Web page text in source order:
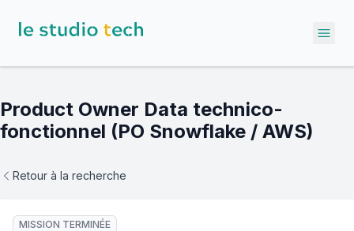
Product Owner Data technico-
fonctionnel (PO Snowflake / AWS)
Retour à la recherche
MISSION TERMINÉE